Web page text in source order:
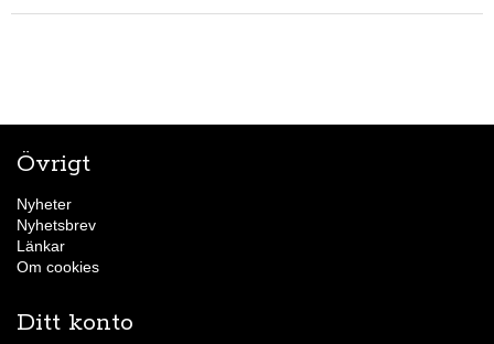
Övrigt
Nyheter
Nyhetsbrev
Länkar
Om cookies
Ditt konto